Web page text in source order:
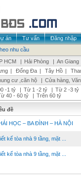
án Tư vấn Đăng nhập
nhu cầu
HCM | Hải Phòng | An Giang
| Đống Đa | Tây Hồ |
cư ,căn hộ | Cửa hàng,
-1 tỷ | Từ 1 -2 tỷ | Từ 2 -3 tỷ
40 - 60 tỷ | Trên 60 tỷ
đề
HỌC – BA ĐÌNH – HÀ NỘI
kế tòa nhà 9 tầng, mặt ...
kế tòa nhà 9 tầng, mặt ...